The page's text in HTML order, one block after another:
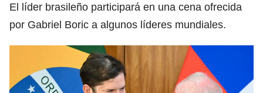
El líder brasileño participará en una cena ofrecida
por Gabriel Boric a algunos líderes mundiales.